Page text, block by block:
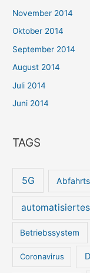
November 2014
Oktober 2014
September 2014
August 2014
Juli 2014
Juni 2014
TAGS
5G
Betriebssystem
Coronavirus